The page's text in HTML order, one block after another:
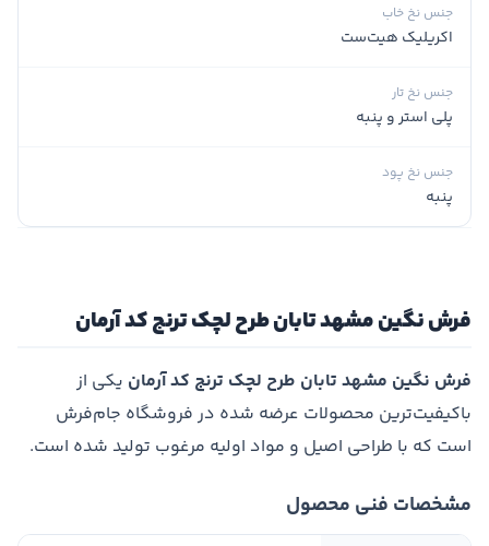
جنس نخ خاب
اکریلیک هیت‌ست
جنس نخ تار
پلی استر و پنبه
جنس نخ پود
پنبه
فرش نگین مشهد تابان طرح لچک ترنج کد آرمان
فرش نگین مشهد تابان طرح لچک ترنج کد آرمان یکی از
باکیفیت‌ترین محصولات عرضه شده در فروشگاه جام‌فرش
است که با طراحی اصیل و مواد اولیه مرغوب تولید شده است.
مشخصات فنی محصول